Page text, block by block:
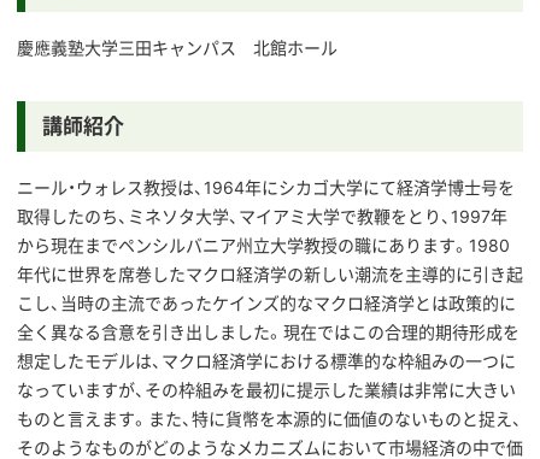
慶應義塾大学三田キャンパス 北館ホール
講師紹介
ニール・ウォレス教授は、1964年にシカゴ大学にて経済学博士号を
取得したのち、ミネソタ大学、マイアミ大学で教鞭をとり、1997年
から現在までペンシルバニア州立大学教授の職にあります。1980
年代に世界を席巻したマクロ経済学の新しい潮流を主導的に引き起
こし、当時の主流であったケインズ的なマクロ経済学とは政策的に
全く異なる含意を引き出しました。現在ではこの合理的期待形成を
想定したモデルは、マクロ経済学における標準的な枠組みの一つに
なっていますが、その枠組みを最初に提示した業績は非常に大きい
ものと言えます。また、特に貨幣を本源的に価値のないものと捉え、
そのようなものがどのようなメカニズムにおいて市場経済の中で価